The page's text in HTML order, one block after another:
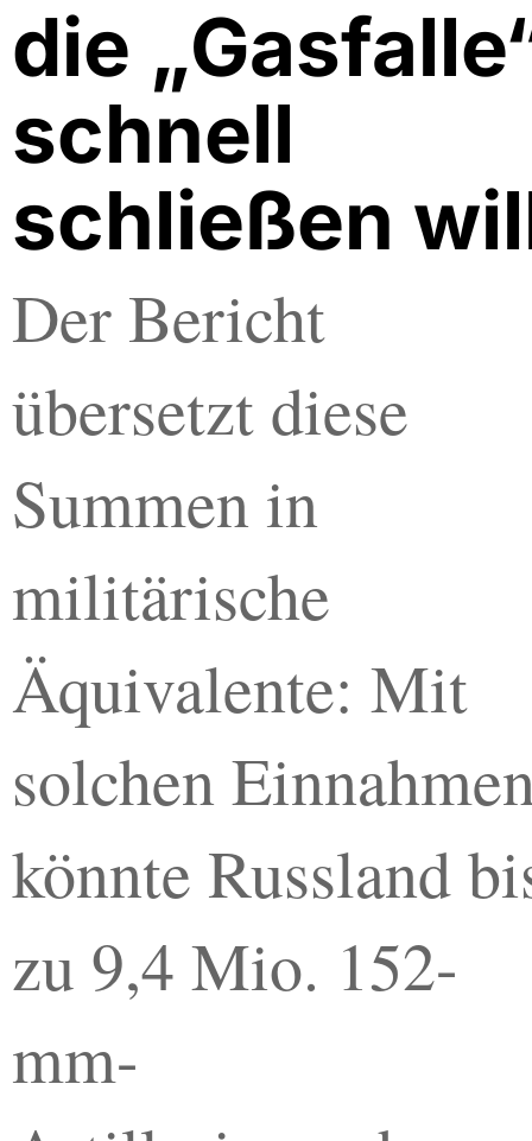
die
schnell
schließen
Der Bericht
übersetzt diese
Summen in
militärische
Äquivalente: Mit
solchen
könnte Russland
zu 9,4 Mio. 152-
mm-